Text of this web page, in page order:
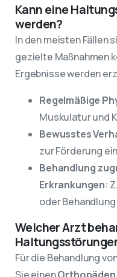
Kann eine
werden?
In den meisten Fällen
gezielte Maßnahmen
Ergebnisse werden
Regelmäßige
Muskulatur und
Bewusstes
zur Förderung
Behandlung
Erkrankungen:
oder
Welcher Arzt
Für die Behandlung